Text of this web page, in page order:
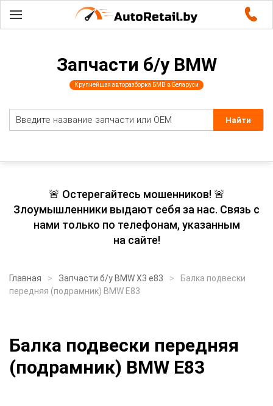
Запчасти б/у BMW
Крупнейшая авторазборка БМВ в Беларуси
🚨 Остерегайтесь мошенников! 🚨
Злоумышленники выдают себя за нас. Связь с
нами только по телефонам, указанным
на сайте!
Главная Запчасти б/у BMW X3 e83
Балка подвески
передняя (подрамник) BMW E83
Балка подвески передняя
(подрамник) BMW E83